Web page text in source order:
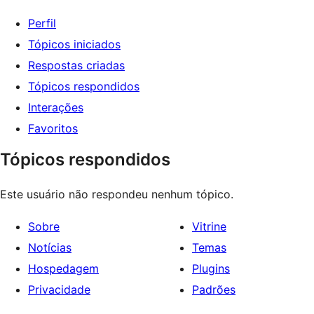
Perfil
Tópicos iniciados
Respostas criadas
Tópicos respondidos
Interações
Favoritos
Tópicos respondidos
Este usuário não respondeu nenhum tópico.
Sobre
Notícias
Hospedagem
Privacidade
Vitrine
Temas
Plugins
Padrões